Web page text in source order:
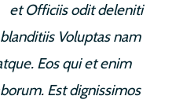
et Officiis odit deleniti
Voluptas nam
Eos qui et enim
Est dignissimos